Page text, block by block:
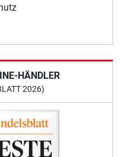
HÄNDLER
2026)